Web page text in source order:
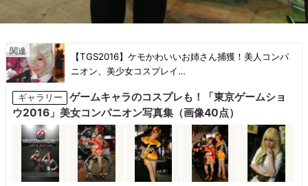
【TGS2016】ケモかわいいお姉さん捕獲！美人コンパ
ニオン、美少女コスプレイ…
ギャラリー
ゲームキャラのコスプレも！「東京ゲームショ
ウ2016」美女コンパニオン写真集（画像40点）